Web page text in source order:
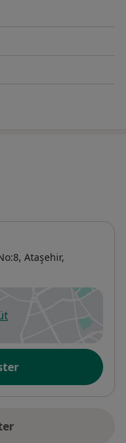
Ataşehir,
sekmede açılır